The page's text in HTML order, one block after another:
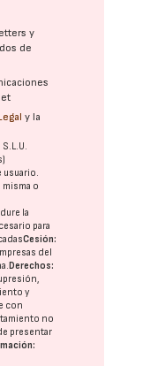
y
de
y la
usuario.
o
la
para
Cesión:
del
Derechos:
y
con
no
presentar